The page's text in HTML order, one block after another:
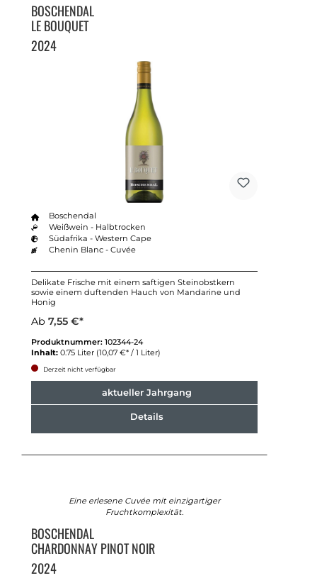
BOSCHENDAL
LE BOUQUET
2024
Boschendal
Weißwein - Halbtrocken
Südafrika - Western Cape
Chenin Blanc - Cuvée
Delikate Frische mit einem saftigen Steinobstkern
sowie einem duftenden Hauch von Mandarine und
Honig
Ab 7,55 €*
Produktnummer: 102344-24
Inhalt: 0.75 Liter (10,07 €* / 1 Liter)
Derzeit nicht verfügbar
aktueller Jahrgang
Details
Eine erlesene Cuvée mit einzigartiger
Fruchtkomplexität.
BOSCHENDAL
CHARDONNAY PINOT NOIR
2024